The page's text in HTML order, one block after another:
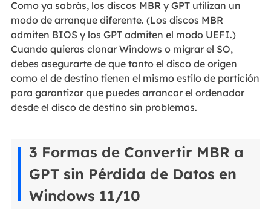
Como ya sabrás, los discos MBR y GPT utilizan un
modo de arranque diferente. (Los discos MBR
admiten BIOS y los GPT admiten el modo UEFI.)
Cuando quieras clonar Windows o migrar el SO,
debes asegurarte de que tanto el disco de origen
como el de destino tienen el mismo estilo de partición
para garantizar que puedes arrancar el ordenador
desde el disco de destino sin problemas.
3 Formas de Convertir MBR a
GPT sin Pérdida de Datos en
Windows 11/10